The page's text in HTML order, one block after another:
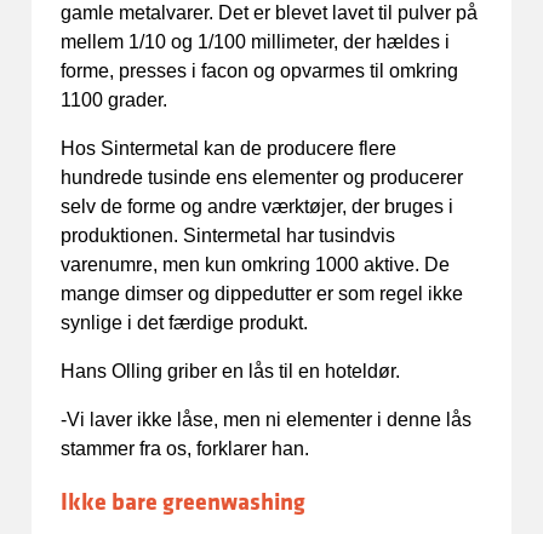
gamle metalvarer. Det er blevet lavet til pulver på
mellem 1/10 og 1/100 millimeter, der hældes i
forme, presses i facon og opvarmes til omkring
1100 grader.
Hos Sintermetal kan de producere flere
hundrede tusinde ens elementer og producerer
selv de forme og andre værktøjer, der bruges i
produktionen. Sintermetal har tusindvis
varenumre, men kun omkring 1000 aktive. De
mange dimser og dippedutter er som regel ikke
synlige i det færdige produkt.
Hans Olling griber en lås til en hoteldør.
-Vi laver ikke låse, men ni elementer i denne lås
stammer fra os, forklarer han.
Ikke bare greenwashing